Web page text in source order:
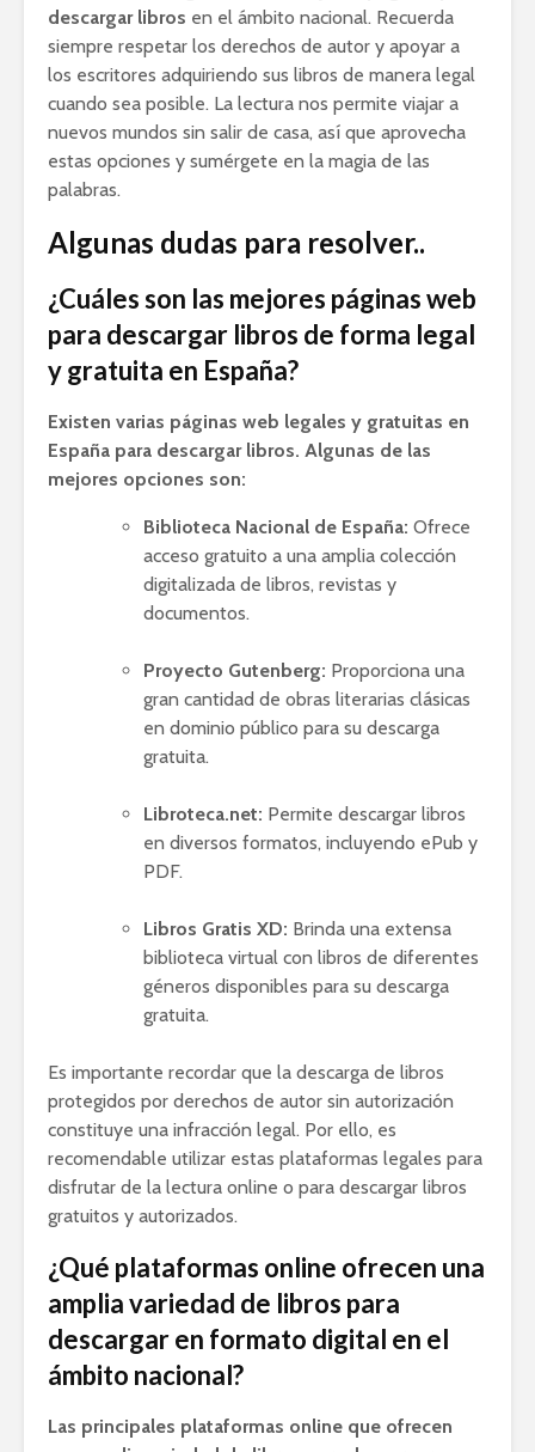
descargar libros en el ámbito nacional. Recuerda
siempre respetar los derechos de autor y apoyar a
los escritores adquiriendo sus libros de manera legal
cuando sea posible. La lectura nos permite viajar a
nuevos mundos sin salir de casa, así que aprovecha
estas opciones y sumérgete en la magia de las
palabras.
Algunas dudas para resolver..
¿Cuáles son las mejores páginas web
para descargar libros de forma legal
y gratuita en España?
Existen varias páginas web legales y gratuitas en
España para descargar libros. Algunas de las
mejores opciones son:
Biblioteca Nacional de España: Ofrece
acceso gratuito a una amplia colección
digitalizada de libros, revistas y
documentos.
Proyecto Gutenberg: Proporciona una
gran cantidad de obras literarias clásicas
en dominio público para su descarga
gratuita.
Libroteca.net: Permite descargar libros
en diversos formatos, incluyendo ePub y
PDF.
Libros Gratis XD: Brinda una extensa
biblioteca virtual con libros de diferentes
géneros disponibles para su descarga
gratuita.
Es importante recordar que la descarga de libros
protegidos por derechos de autor sin autorización
constituye una infracción legal. Por ello, es
recomendable utilizar estas plataformas legales para
disfrutar de la lectura online o para descargar libros
gratuitos y autorizados.
¿Qué plataformas online ofrecen una
amplia variedad de libros para
descargar en formato digital en el
ámbito nacional?
Las principales plataformas online que ofrecen